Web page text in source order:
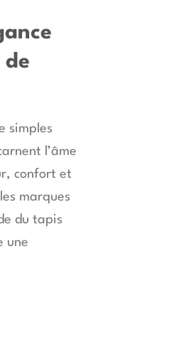
simples
l’âme
confort et
marques
du tapis
une